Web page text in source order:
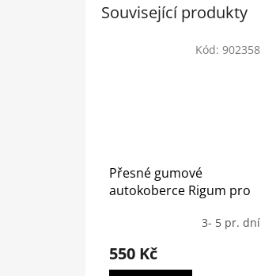
Související produkty
Přesné gumové
autokoberce Rigum pro
2014) – Sada 4 ks3- 5 pr. dní
550 Kč
Kód: 902358